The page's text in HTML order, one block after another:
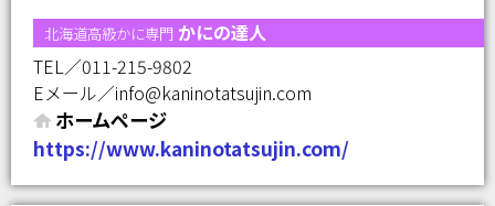
北海道高級かに専門 かにの達人
TEL／011-215-9802
Eメール／info@kaninotatsujin.com
ホームページ
https://www.kaninotatsujin.com/